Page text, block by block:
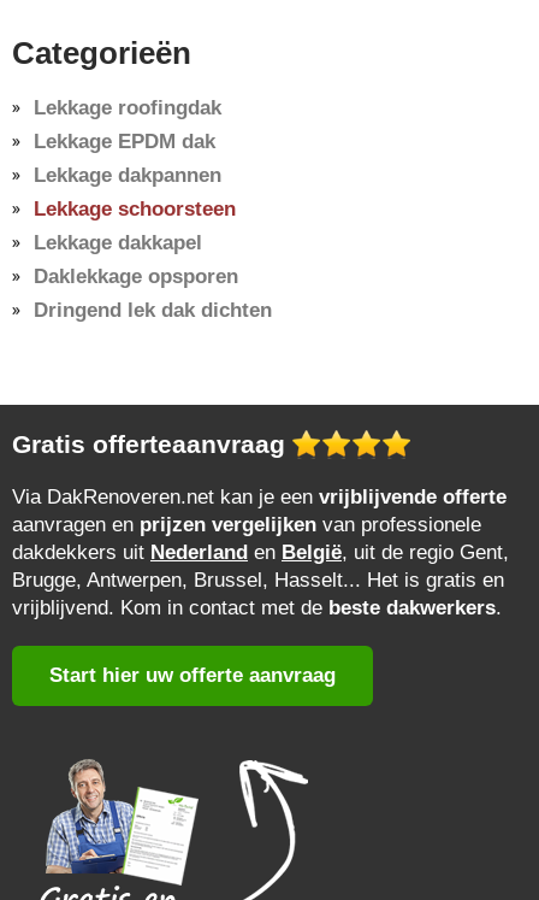
Categorieën
Lekkage roofingdak
Lekkage EPDM dak
Lekkage dakpannen
Lekkage schoorsteen
Lekkage dakkapel
Daklekkage opsporen
Dringend lek dak dichten
Gratis offerteaanvraag
Via DakRenoveren.net kan je een vrijblijvende offerte
aanvragen en prijzen vergelijken van professionele
dakdekkers uit Nederland en België, uit de regio Gent,
Brugge, Antwerpen, Brussel, Hasselt... Het is gratis en
vrijblijvend. Kom in contact met de beste dakwerkers.
Start hier uw offerte aanvraag